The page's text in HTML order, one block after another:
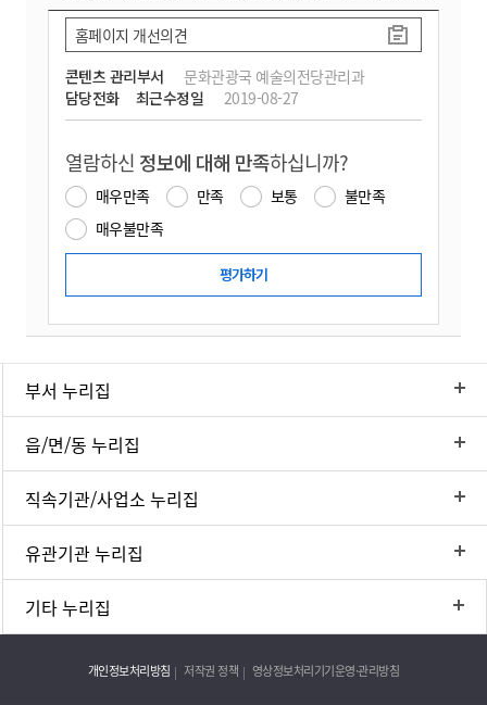
콘텐츠 관리부서
문화관광국 예술의전당관리과
담당전화
최근수정일 2019-08-27
홈페이지 개선의견
열람하신 정보에 대해 만족하십니까?
매우만족 만족 보통
불만족
매우불만족
부서 누리집
읍/면/동 누리집
직속기관/사업소 누리집
유관기관 누리집
기타 누리집
개인정보처리방침 저작권 정책 영상정보처리기기운영·관리방침